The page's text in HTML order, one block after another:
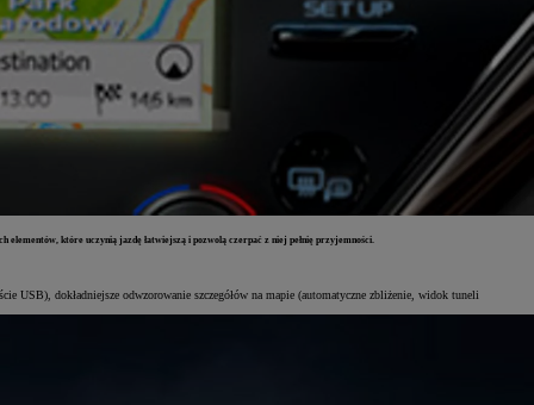
które uczynią jazdę łatwiejszą i pozwolą czerpać z niej pełnię przyjemności.
USB), dokładniejsze odwzorowanie szczegółów na mapie (automatyczne zbliżenie, widok tuneli